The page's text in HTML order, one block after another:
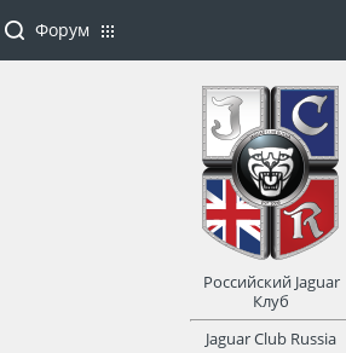
Форум
Российский Jaguar
Клуб
Jaguar Club Russia